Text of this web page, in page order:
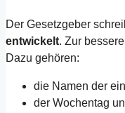
Der Gesetzgeber
entwickelt. Zur
Dazu gehören:
die Namen der
der Wochentag